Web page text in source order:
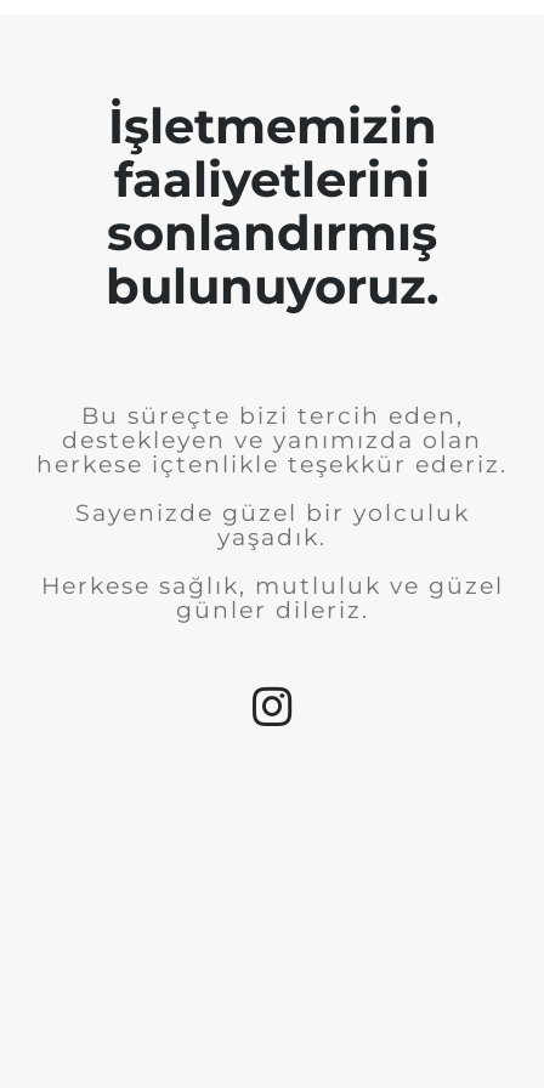
İşletmemizin
faaliyetlerini
sonlandırmış
bulunuyoruz.
Bu süreçte bizi tercih eden,
destekleyen ve yanımızda olan
herkese içtenlikle teşekkür ederiz.
Sayenizde güzel bir yolculuk
yaşadık.
Herkese sağlık, mutluluk ve güzel
günler dileriz.